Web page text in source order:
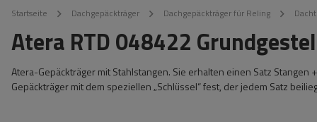
Startseite Dachgepäckträger Dachgepäckträger für Reling
Atera RTD 048422
Atera-Gepäckträger mit Stahlstangen. Sie erhalten einen Satz
Gepäckträger mit dem speziellen „Schlüssel“ fest, der jedem Satz